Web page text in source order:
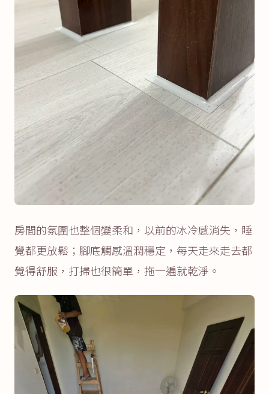
房間的氛圍也整個變柔和，以前的冰冷感消失，睡
覺都更放鬆；腳底觸感溫潤穩定，每天走來走去都
覺得舒服，打掃也很簡單，拖一遍就乾淨。